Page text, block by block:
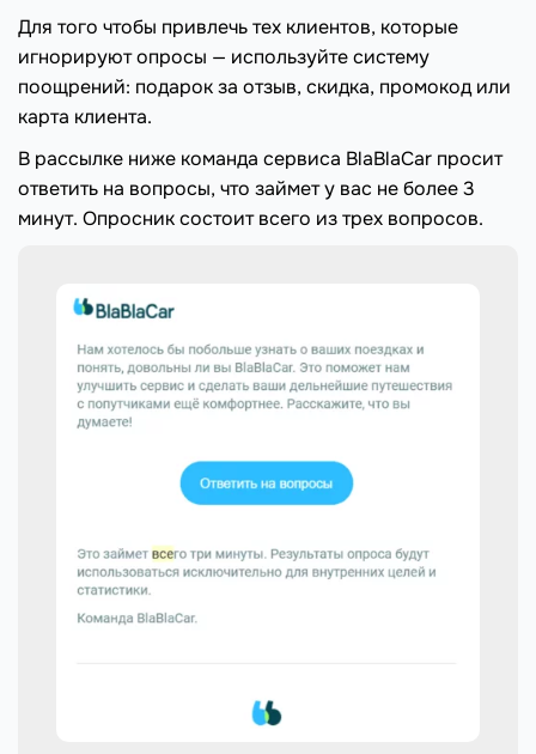
Для того чтобы привлечь тех клиентов, которые
игнорируют опросы — используйте систему
поощрений: подарок за отзыв, скидка, промокод или
карта клиента.
В рассылке ниже команда сервиса BlaBlaCar просит
ответить на вопросы, что займет у вас не более 3
минут. Опросник состоит всего из трех вопросов.